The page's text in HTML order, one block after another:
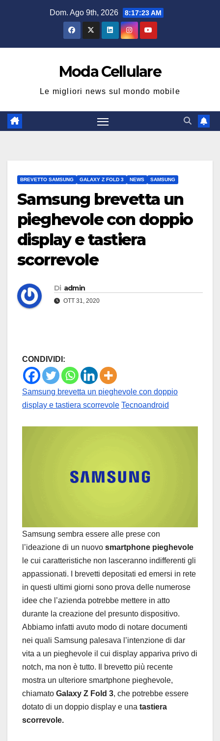
Dom. Ago 9th, 2026 8:17:24 AM
Moda Cellulare
Le migliori news sul mondo mobile
BREVETTO SAMSUNG GALAXY Z FOLD 3 NEWS SAMSUNG
Samsung brevetta un
pieghevole con doppio
display e tastiera
scorrevole
Di admin
OTT 31, 2020
CONDIVIDI:
Samsung brevetta un pieghevole con doppio
display e tastiera scorrevole Tecnoandroid
Samsung sembra essere alle prese con
l’ideazione di un nuovo smartphone pieghevole
le cui caratteristiche non lasceranno indifferenti gli
appassionati. I brevetti depositati ed emersi in rete
in questi ultimi giorni sono prova delle numerose
idee che l’azienda potrebbe mettere in atto
durante la creazione del presunto dispositivo.
Abbiamo infatti avuto modo di notare documenti
nei quali Samsung palesava l’intenzione di dar
vita a un pieghevole il cui display appariva privo di
notch, ma non è tutto. Il brevetto più recente
mostra un ulteriore smartphone pieghevole,
chiamato Galaxy Z Fold 3, che potrebbe essere
dotato di un doppio display e una tastiera
scorrevole.